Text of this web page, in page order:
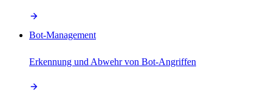
Bot-Management
Erkennung und Abwehr von Bot-Angriffen